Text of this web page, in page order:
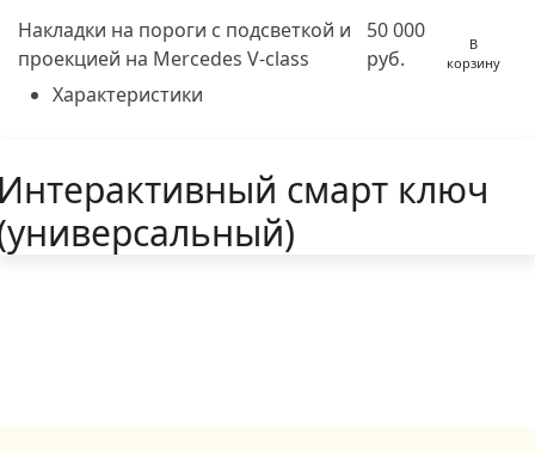
Накладки на пороги с подсветкой и
проекцией на Mercedes V-class
50 000
руб.
В
корзину
Характеристики
смарт ключ